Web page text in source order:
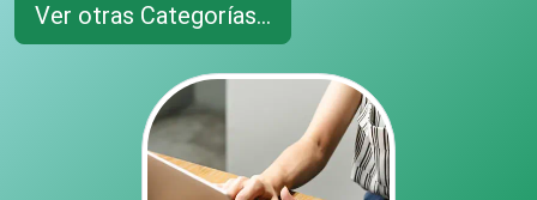
Ver otras Categorías...